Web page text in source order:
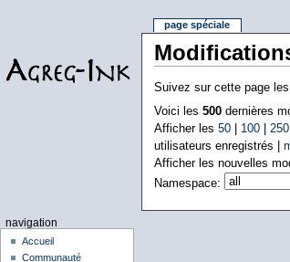
Suivez sur cette page
Voici les 500dernières
Afficher les 50| 100| 250
utilisateurs enregistrés |
Afficher les nouvelles
Namespace:
page spéciale
navigation
Accueil
Communauté